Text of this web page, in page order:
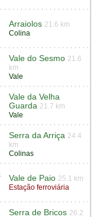
Arraiolos 21.6 km
Colina
Vale do Sesmo 21.6
km
Vale
Vale da Velha
Guarda 21.7 km
Vale
Serra da Arriça 24.4
km
Colinas
Vale de Paio 25.1 km
Estação ferroviária
Serra de Bricos 26.2